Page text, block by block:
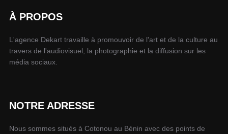
À PROPOS
L'agence Dekart travaille à promouvoir de l'art et de la culture au
travers de l'audiovisuel, la photographie et la diffusion sur les
média sociaux.
NOTRE ADRESSE
Nous sommes situés à Cotonou au Bénin avec des points de